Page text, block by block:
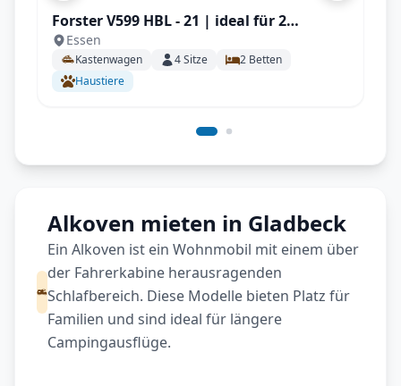
Forster V599 HBL - 21 | ideal für 2
Personen, Solar, Einparksensoren, AHK
uvm.
Essen
Kastenwagen 4Sitze 2 Betten
Haustiere
Alkoven mieten in Gladbeck
Ein Alkoven ist ein Wohnmobil mit einem über
der Fahrerkabine herausragenden
Schlafbereich. Diese Modelle bieten Platz für
Familien und sind ideal für längere
Campingausflüge.